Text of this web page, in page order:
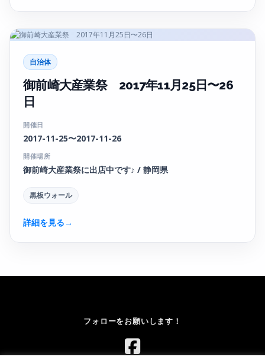
自治体
御前崎大産業祭 2017年11月25日〜26
日
開催日
2017-11-25〜2017-11-26
開催場所
御前崎大産業祭に出店中です♪ / 静岡県
黒板ウォール
詳細を見る→
フォローをお願いします！